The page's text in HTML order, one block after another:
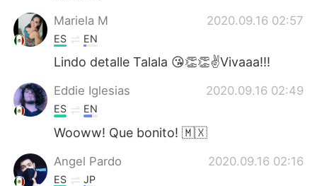
Mariela M 2020.09.16 02:57
ES EN
Lindo detalle Talala 😘👏👏✌️Vivaaa!!!
Eddie Iglesias 2020.09.16 02:49
ES EN
Wooww! Que bonito! 🇲🇽
Angel Pardo 2020.09.16 02:16
ES JP